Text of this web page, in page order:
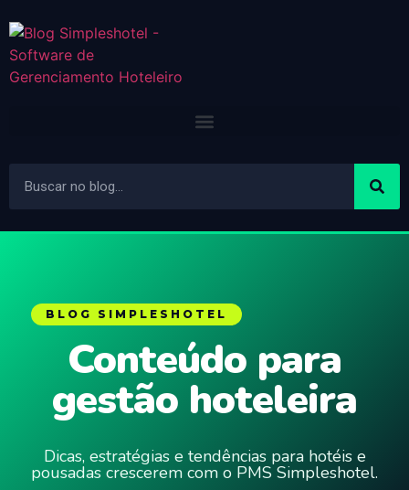
BLOG SIMPLESHOTEL
Conteúdo para
gestão hoteleira
Dicas, estratégias e tendências para hotéis e
pousadas crescerem com o PMS Simpleshotel.